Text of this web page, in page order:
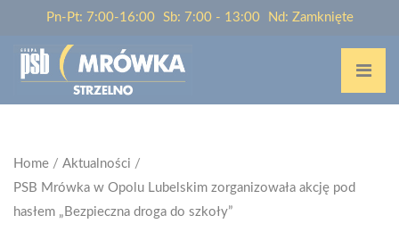
Pn-Pt: 7:00-16:00 Sb: 7:00 - 13:00 Nd: Zamknięte
Home / Aktualności /
PSB Mrówka w Opolu Lubelskim zorganizowała akcję pod
hasłem „Bezpieczna droga do szkoły”